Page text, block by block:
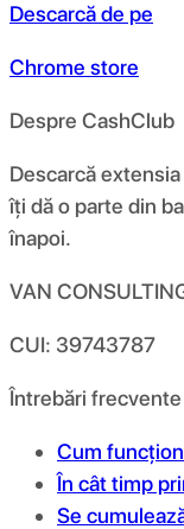
Descarcă de pe
Chrome store
Despre CashClub
Descarcă
îți dă o parte din
înapoi.
VAN
CUI: 39743787
Întrebări frecvente
Cum
În cât timp
Se